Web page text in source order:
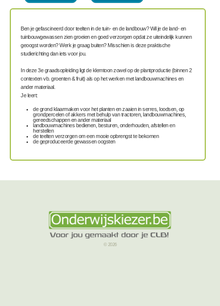
Ben je gefascineerd door teelten in de tuin- en de landbouw? Wil je de land- en
tuinbouwgewassen zien groeien en goed verzorgen opdat ze uiteindelijk kunnen
geoogst worden? Werk je graag buiten? Misschien is deze praktische
studierichting dan iets voor jou.
In deze 3e graadsopleiding ligt de klemtoon zowel op de plantproductie (binnen 2
contexten vb. groenten & fruit) als op het werken met landbouwmachines en
ander materiaal.
Je leert:
de grond klaarmaken voor het planten en zaaien in serres, loodsen, op
grondpercelen of akkers met behulp van tractoren, landbouwmachines,
gereedschappen en ander materiaal
landbouwmachines bedienen, besturen, onderhouden, afstellen en
herstellen
de teelten verzorgen om een mooie opbrengst te bekomen
de geproduceerde gewassen oogsten
© 2026